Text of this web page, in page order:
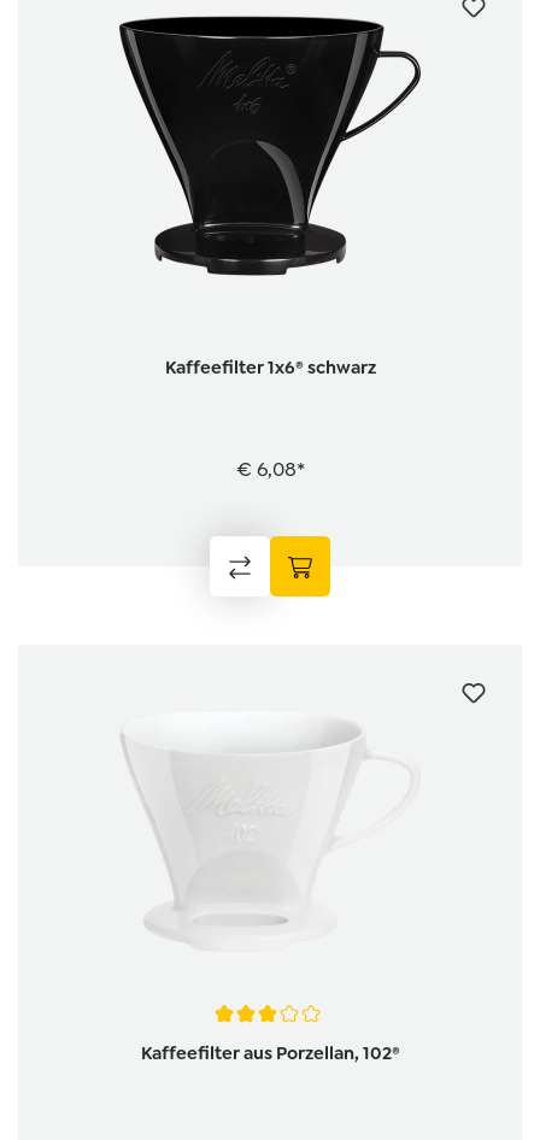
Kaffeefilter 1x6® schwarz
€ 6,08*
Average rating of 3 out of 5 stars
Kaffeefilter aus Porzellan, 102®